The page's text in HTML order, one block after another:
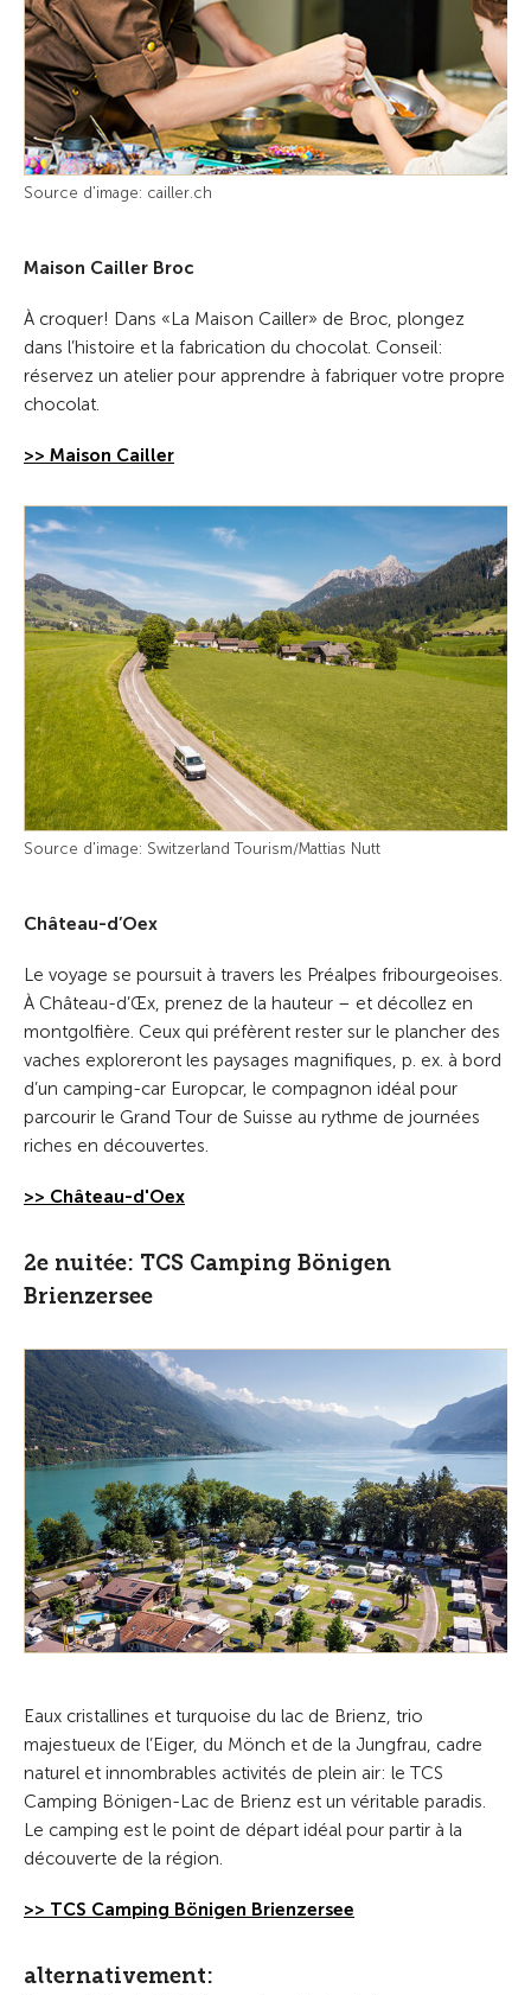
Source d'image: cailler.ch
Maison Cailler Broc
À croquer! Dans «La Maison Cailler» de Broc, plongez
dans l’histoire et la fabrication du chocolat. Conseil:
réservez un atelier pour apprendre à fabriquer votre propre
chocolat.
>> Maison Cailler
Source d'image: Switzerland Tourism/Mattias Nutt
Château-d’Oex
Le voyage se poursuit à travers les Préalpes fribourgeoises.
À Château-d’Œx, prenez de la hauteur – et décollez en
montgolfière. Ceux qui préfèrent rester sur le plancher des
vaches exploreront les paysages magnifiques, p. ex. à bord
d’un camping-car Europcar, le compagnon idéal pour
parcourir le Grand Tour de Suisse au rythme de journées
riches en découvertes.
>> Château-d'Oex
2e nuitée: TCS Camping Bönigen
Brienzersee
Eaux cristallines et turquoise du lac de Brienz, trio
majestueux de l’Eiger, du Mönch et de la Jungfrau, cadre
naturel et innombrables activités de plein air: le TCS
Camping Bönigen-Lac de Brienz est un véritable paradis.
Le camping est le point de départ idéal pour partir à la
découverte de la région.
>> TCS Camping Bönigen Brienzersee
alternativement: